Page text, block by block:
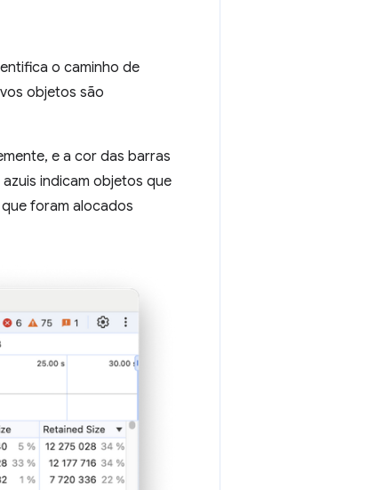
o caminho de
objetos são
e a cor das barras
indicam objetos que
foram alocados